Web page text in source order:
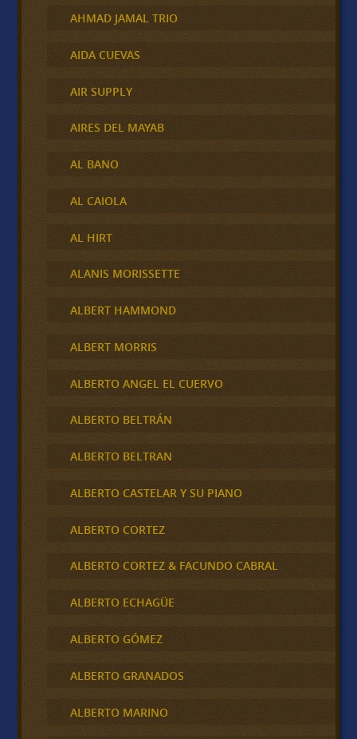
AHMAD JAMAL TRIO
AIDA CUEVAS
AIR SUPPLY
AIRES DEL MAYAB
AL BANO
AL CAIOLA
AL HIRT
ALANIS MORISSETTE
ALBERT HAMMOND
ALBERT MORRIS
ALBERTO ANGEL EL CUERVO
ALBERTO BELTRÁN
ALBERTO BELTRAN
ALBERTO CASTELAR Y SU PIANO
ALBERTO CORTEZ
ALBERTO CORTEZ & FACUNDO CABRAL
ALBERTO ECHAGÜE
ALBERTO GÓMEZ
ALBERTO GRANADOS
ALBERTO MARINO